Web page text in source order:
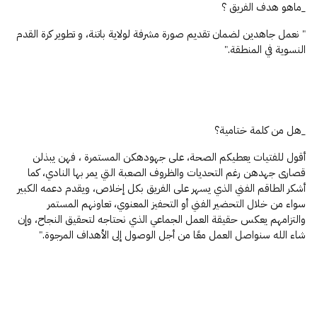
_ماهو هدف الفريق ؟
" نعمل جاهدين لضمان تقديم صورة مشرفة لولاية باتنة، و تطوير كرة القدم
النسوية في المنطقة."
_هل من كلمة ختامية؟
أقول للفتيات يعطيكم الصحة، على جهودهكن المستمرة ، فهن يبذلن
قصارى جهدهن رغم التحديات والظروف الصعبة التي يمر بها النادي، كما
أشكر الطاقم الفني الذي يسهر على الفريق بكل إخلاص، ويقدم دعمه الكبير
سواء من خلال التحضير الفني أو التحفيز المعنوي، تعاونهم المستمر
والتزامهم يعكس حقيقة العمل الجماعي الذي نحتاجه لتحقيق النجاح، وإن
شاء الله سنواصل العمل معًا من أجل الوصول إلى الأهداف المرجوة."